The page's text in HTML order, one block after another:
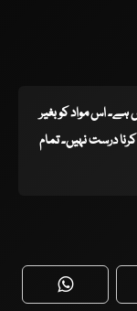
ہے۔ اس مواد کو بغیر
درست نہیں۔ تمام
WhatsApp